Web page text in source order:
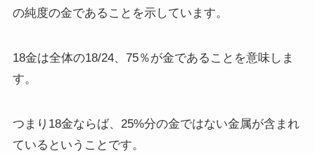
の純度の金であることを示しています。
18金は全体の18/24、75％が金であることを意味しま
す。
つまり18金ならば、25%分の金ではない金属が含まれ
ているということです。